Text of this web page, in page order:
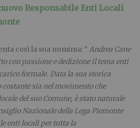
Responsabile Enti Locali
così la sua nomima: ”Andrea Cane
con passione e dedizione il tema enti
formale. Data la sua storica
sia nel movimento che
del suo Comune, è stato naturale
Nazionale della Lega Piemonte
enti locali per tutta la